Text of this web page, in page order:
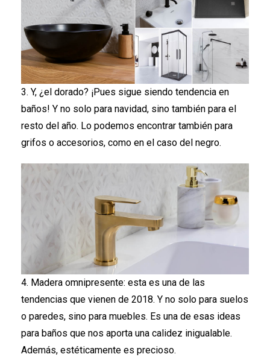
3. Y, ¿el dorado? ¡Pues sigue siendo tendencia en
baños! Y no solo para navidad, sino también para el
resto del año. Lo podemos encontrar también para
grifos o accesorios, como en el caso del negro.
4. Madera omnipresente: esta es una de las
tendencias que vienen de 2018. Y no solo para suelos
o paredes, sino para muebles. Es una de esas ideas
para baños que nos aporta una calidez inigualable.
Además, estéticamente es precioso.